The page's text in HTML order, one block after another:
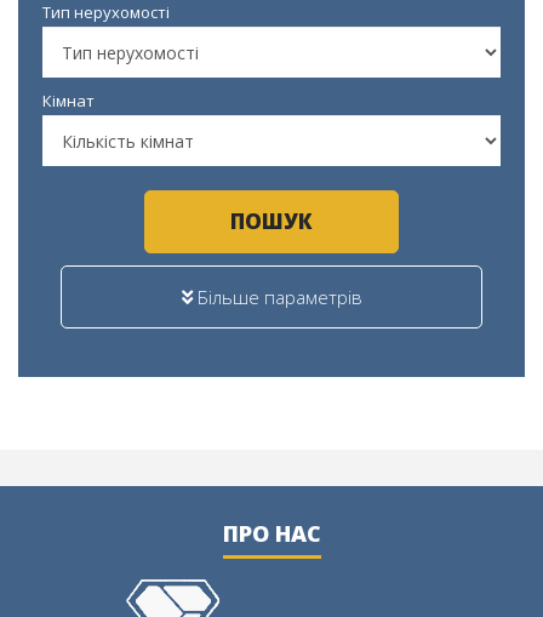
Тип нерухомості
Кімнат
ПОШУК
Більше параметрів
ПРО НАС